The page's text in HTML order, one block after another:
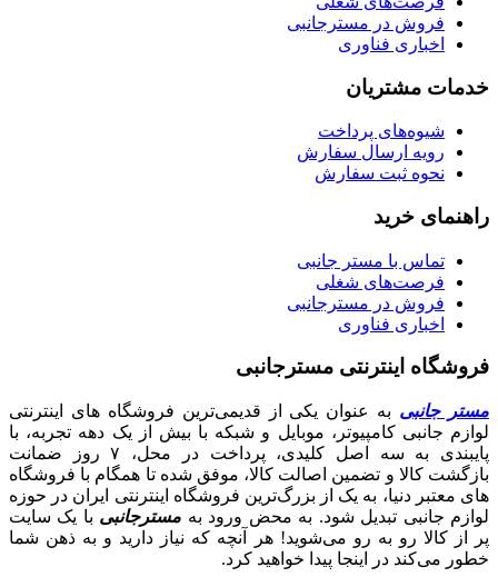
فروش در مسترجانبی
اخباری فناوری
خدمات مشتریان
شیوه‌های پرداخت
رویه ارسال سفارش
نحوه ثبت سفارش
راهنمای خرید
تماس با مستر جانبی
فرصت‌های شغلی
فروش در مسترجانبی
اخباری فناوری
فروشگاه اینترنتی مسترجانبی
مستر جانبی به عنوان یکی از قدیمی‌ترین فروشگاه های اینترنتی
لوازم جانبی کامپیوتر، موبایل و شبکه با بیش از یک دهه تجربه، با
پایبندی به سه اصل کلیدی، پرداخت در محل، ۷ روز ضمانت
بازگشت کالا و تضمین اصالت کالا، موفق شده تا همگام با فروشگاه‌
های معتبر دنیا، به یک از بزرگ‌ترین فروشگاه اینترنتی ایران در حوزه
لوازم جانبی تبدیل شود. به محض ورود به مسترجانبی با یک سایت
پر از کالا رو به رو می‌شوید! هر آنچه که نیاز دارید و به ذهن شما
خطور می‌کند در اینجا پیدا خواهید کرد.